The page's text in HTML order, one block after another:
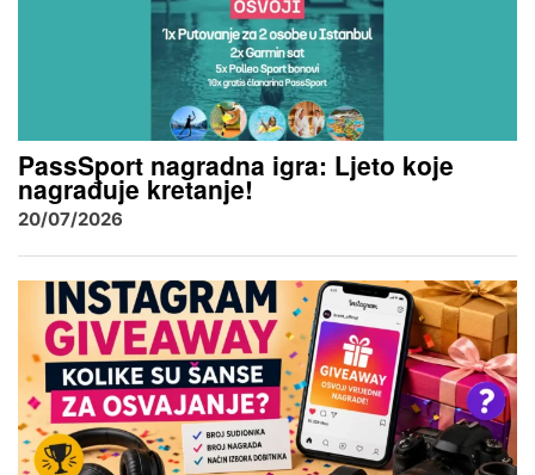
PassSport nagradna igra: Ljeto koje
nagrađuje kretanje!
20/07/2026